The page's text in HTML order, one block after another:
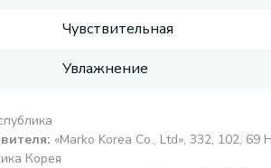
Чувствительная
Увлажнение
: «Marko Korea Co., Ltd», 332, 102, 69
Корея